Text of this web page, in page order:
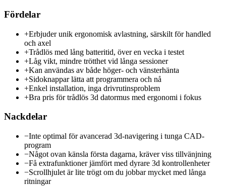
Fördelar
+Erbjuder unik ergonomisk avlastning, särskilt för handled
och axel
+Trådlös med lång batteritid, över en vecka i testet
+Låg vikt, mindre trötthet vid långa sessioner
+Kan användas av både höger- och vänsterhänta
+Sidoknappar lätta att programmera och nå
+Enkel installation, inga drivrutinsproblem
+Bra pris för trådlös 3d datormus med ergonomi i fokus
Nackdelar
−Inte optimal för avancerad 3d-navigering i tunga CAD-
program
−Något ovan känsla första dagarna, kräver viss tillvänjning
−Få extrafunktioner jämfört med dyrare 3d kontrollenheter
−Scrollhjulet är lite trögt om du jobbar mycket med långa
ritningar